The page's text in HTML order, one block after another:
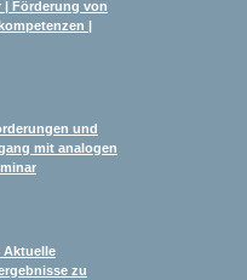
| Förderung von
|
und
mit analogen
Aktuelle
zu